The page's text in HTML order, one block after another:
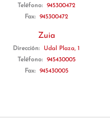
Teléfono:
945300472
Fax:
945300472
Zuia
Dirección:
Udal Plaza, 1
Teléfono:
945430005
Fax:
945430005